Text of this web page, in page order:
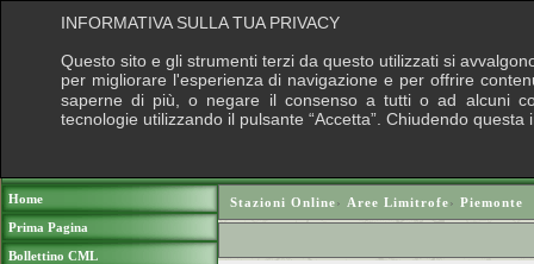
Home
Prima Pagina
Bollettino CML
Stazioni Online› Aree Limitrofe› Piemonte
INFORMATIVA SULLA TUA PRIVACY
Questo sito e gli strumenti terzi da questo utilizzati si
per migliorare l'esperienza di navigazione e per offrire
saperne di più, o negare il consenso a tutti o ad alcuni
tecnologie utilizzando il pulsante “Accetta”. Chiudendo